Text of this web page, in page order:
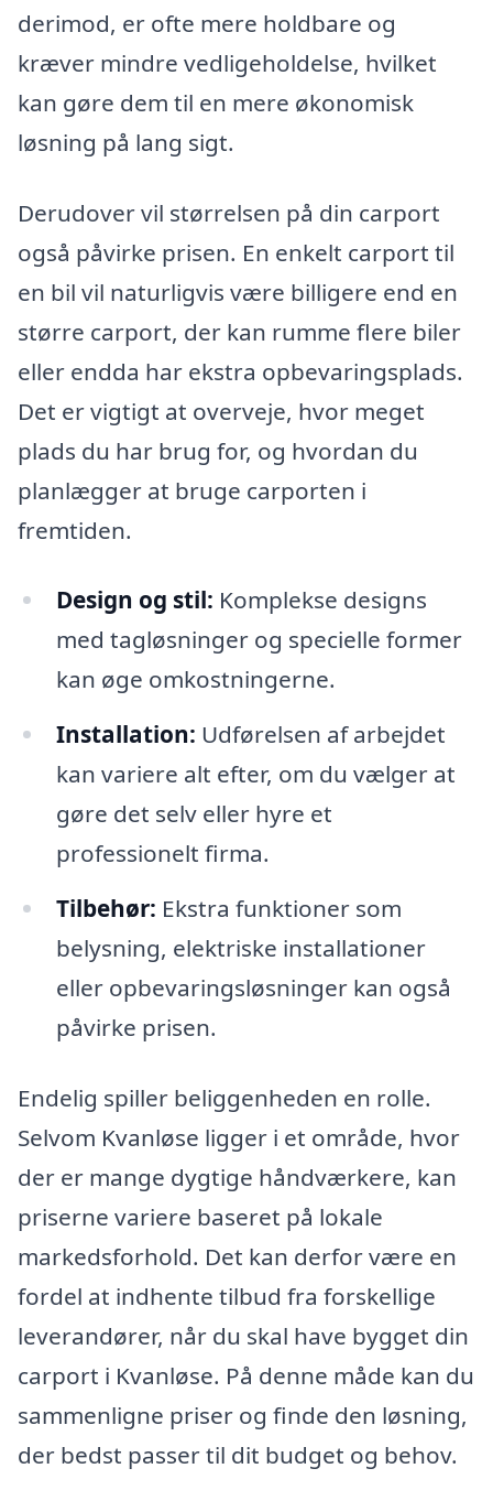
derimod, er ofte mere holdbare og
kræver mindre vedligeholdelse, hvilket
kan gøre dem til en mere økonomisk
løsning på lang sigt.
Derudover vil størrelsen på din carport
også påvirke prisen. En enkelt carport til
en bil vil naturligvis være billigere end en
større carport, der kan rumme flere biler
eller endda har ekstra opbevaringsplads.
Det er vigtigt at overveje, hvor meget
plads du har brug for, og hvordan du
planlægger at bruge carporten i
fremtiden.
Design og stil: Komplekse designs
med tagløsninger og specielle former
kan øge omkostningerne.
Installation: Udførelsen af arbejdet
kan variere alt efter, om du vælger at
gøre det selv eller hyre et
professionelt firma.
Tilbehør: Ekstra funktioner som
belysning, elektriske installationer
eller opbevaringsløsninger kan også
påvirke prisen.
Endelig spiller beliggenheden en rolle.
Selvom Kvanløse ligger i et område, hvor
der er mange dygtige håndværkere, kan
priserne variere baseret på lokale
markedsforhold. Det kan derfor være en
fordel at indhente tilbud fra forskellige
leverandører, når du skal have bygget din
carport i Kvanløse. På denne måde kan du
sammenligne priser og finde den løsning,
der bedst passer til dit budget og behov.